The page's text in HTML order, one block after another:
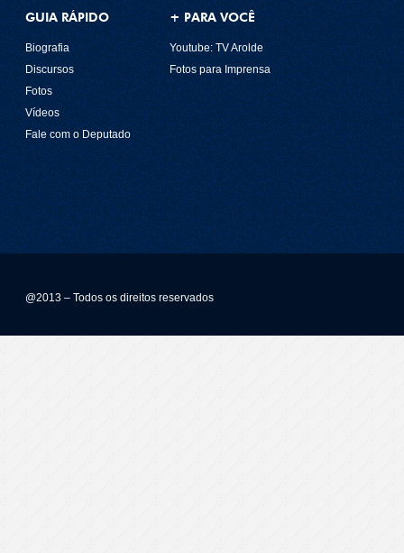
GUIA RÁPIDO
Biografia
Discursos
Fotos
Vídeos
Fale com o Deputado
+ PARA VOCÊ
Youtube: TV Arolde
Fotos para Imprensa
@2013 – Todos os direitos reservados